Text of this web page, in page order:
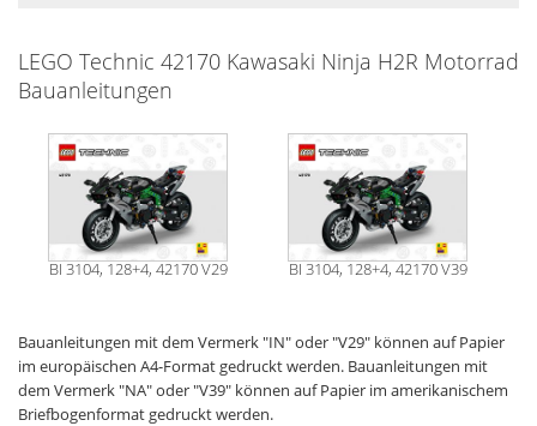
LEGO Technic 42170 Kawasaki Ninja H2R Motorrad
Bauanleitungen
BI 3104, 128+4, 42170 V29 BI 3104, 128+4, 42170 V39
Bauanleitungen mit dem Vermerk "IN" oder "V29" können auf Papier
im europäischen A4-Format gedruckt werden. Bauanleitungen mit
dem Vermerk "NA" oder "V39" können auf Papier im amerikanischem
Briefbogenformat gedruckt werden.